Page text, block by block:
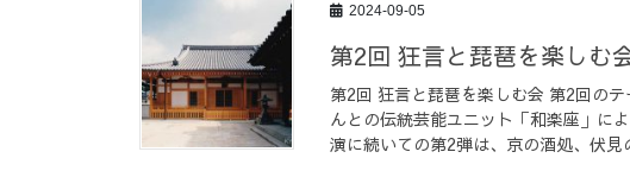
2024-09-05
第2回 狂言と琵琶を楽しむ
第2回 狂言と琵琶を楽しむ会 第2回の
んとの伝統芸能ユニット「和楽座」に
演に続いての第2弾は、京の酒処、伏